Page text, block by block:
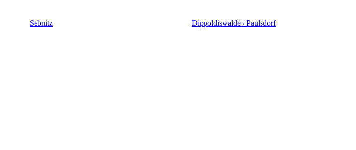
Sebnitz Dippoldiswalde / Paulsdorf